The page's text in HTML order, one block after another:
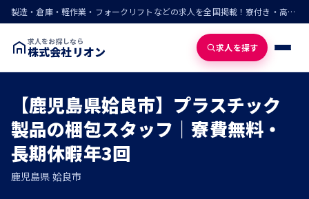
製造・倉庫・軽作業・フォークリフトなどの求人を全国掲載！寮付き・高収入・即入寮の仕事が見つかる
求人をお探しなら
株式会社リオン 求人を探す
【鹿児島県姶良市】プラスチック
製品の梱包スタッフ｜寮費無料・
長期休暇年3回
鹿児島県 姶良市